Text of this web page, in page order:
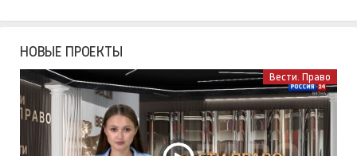
НОВЫЕ ПРОЕКТЫ
Вести. Право